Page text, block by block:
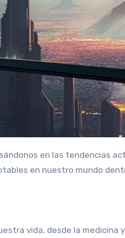
en las tendencias
en nuestro mundo
vida, desde la medicina